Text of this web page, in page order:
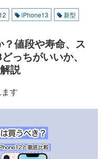
iPhone13 新型
値段や寿命、ス
っちがいいか、
説
す